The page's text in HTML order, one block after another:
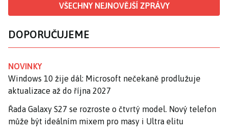
VŠECHNY NEJNOVĚJŠÍ ZPRÁVY
DOPORUČUJEME
NOVINKY
Windows 10 žije dál: Microsoft nečekaně prodlužuje
aktualizace až do října 2027
Řada Galaxy S27 se rozroste o čtvrtý model. Nový telefon
může být ideálním mixem pro masy i Ultra elitu